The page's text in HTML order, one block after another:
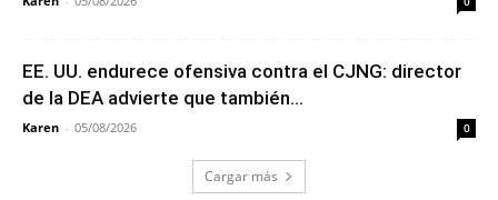
EE. UU. endurece ofensiva contra el CJNG: director
de la DEA advierte que también...
Karen - 05/08/2026 0
Cargar más